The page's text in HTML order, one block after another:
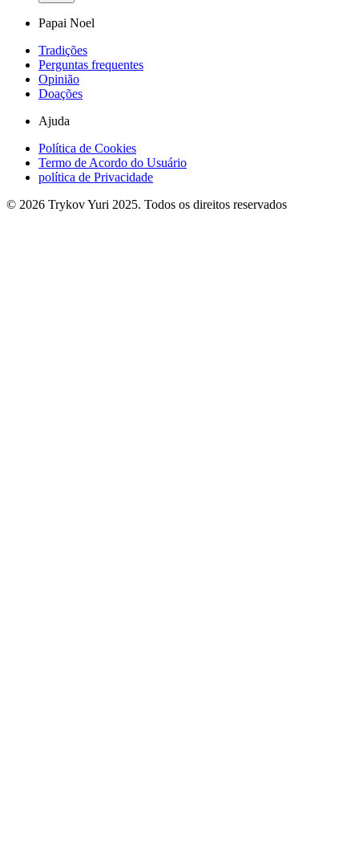
Papai Noel
Tradições
Perguntas frequentes
Opinião
Doações
Ajuda
Política de Cookies
Termo de Acordo do Usuário
política de Privacidade
© 2026 Trykov Yuri 2025. Todos os direitos reservados